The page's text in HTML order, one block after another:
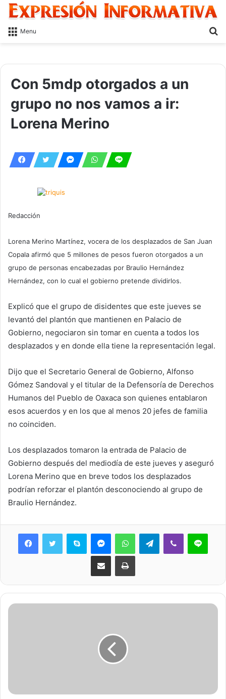
Menu
Con 5mdp otorgados a un
grupo no nos vamos a ir:
Lorena Merino
Redacción
Lorena Merino Martínez, vocera de los desplazados de San Juan
Copala afirmó que 5 millones de pesos fueron otorgados a un
grupo de personas encabezadas por Braulio Hernández
Hernández, con lo cual el gobierno pretende dividirlos.
Explicó que el grupo de disidentes que este jueves se
levantó del plantón que mantienen en Palacio de
Gobierno, negociaron sin tomar en cuenta a todos los
desplazados y en donde ella tiene la representación legal.
Dijo que el Secretario General de Gobierno, Alfonso
Gómez Sandoval y el titular de la Defensoría de Derechos
Humanos del Pueblo de Oaxaca son quienes entablaron
esos acuerdos y en los que al menos 20 jefes de familia
no coinciden.
Los desplazados tomaron la entrada de Palacio de
Gobierno después del mediodía de este jueves y aseguró
Lorena Merino que en breve todos los desplazados
podrían reforzar el plantón desconociendo al grupo de
Braulio Hernández.
Skype MessengerWhatsAppTelegramViber Line
Share via Email Print